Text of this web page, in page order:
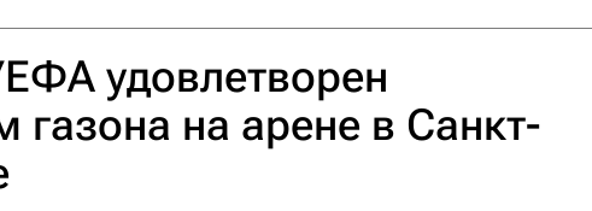
удовлетворен
газона на арене в Санкт-